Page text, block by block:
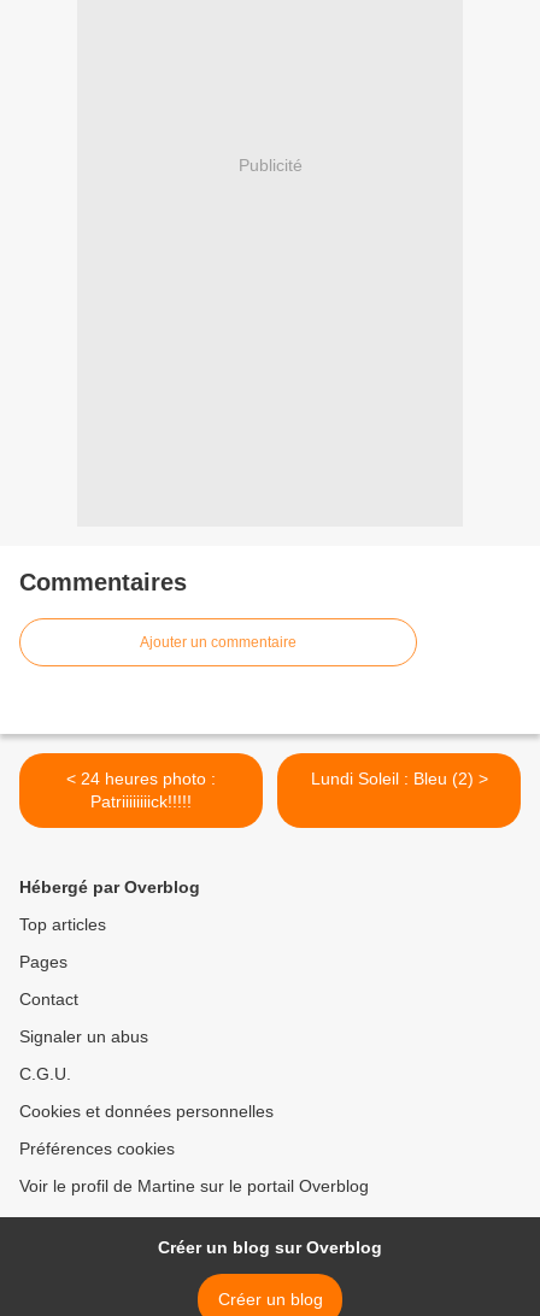
Publicité
Commentaires
Ajouter un commentaire
< 24 heures photo :
Patriiiiiiiick!!!!!
Lundi Soleil : Bleu (2) >
Hébergé par Overblog
Top articles
Pages
Contact
Signaler un abus
C.G.U.
Cookies et données personnelles
Préférences cookies
Voir le profil de Martine sur le portail Overblog
Créer un blog sur Overblog
Créer un blog